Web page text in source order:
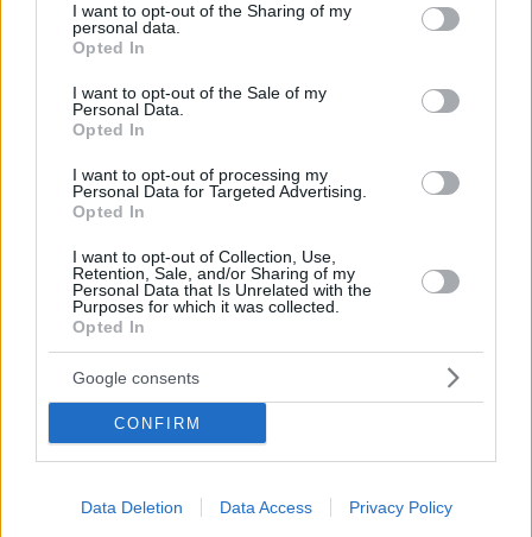
not limited to your visit or usage behaviour. You may click to
grant or deny consent to Google and its third-party tags to
use your data for below specified purposes in below Google
consent section.
I want to opt-out of the Sharing of my
personal data.
Opted In
I want to opt-out of the Sale of my
Personal Data.
Opted In
I want to opt-out of processing my
Personal Data for Targeted Advertising.
Opted In
I want to opt-out of Collection, Use,
Retention, Sale, and/or Sharing of my
Personal Data that Is Unrelated with the
Purposes for which it was collected.
Opted In
Google consents
CONFIRM
Data Deletion Data Access Privacy Policy
Hirdetés